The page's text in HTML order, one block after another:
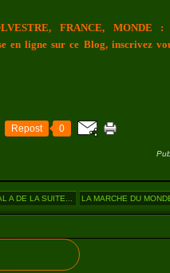
FRANCE, MONDE
en ligne sur ce Blog, inscrivez
Repost 0
A DE LA SUITE... LA MARCHE DU